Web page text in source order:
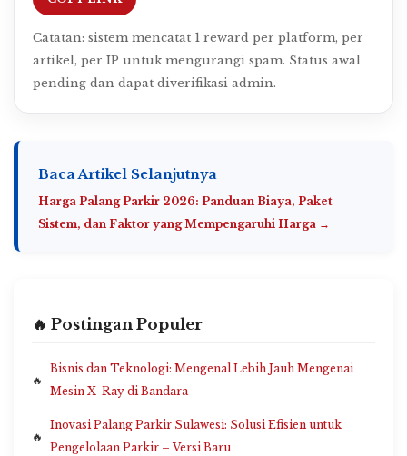
Catatan: sistem mencatat 1 reward per platform, per
artikel, per IP untuk mengurangi spam. Status awal
pending dan dapat diverifikasi admin.
Baca Artikel Selanjutnya
Harga Palang Parkir 2026: Panduan Biaya, Paket
Sistem, dan Faktor yang Mempengaruhi Harga →
🔥 Postingan Populer
Bisnis dan Teknologi: Mengenal Lebih Jauh Mengenai
Mesin X-Ray di Bandara
Inovasi Palang Parkir Sulawesi: Solusi Efisien untuk
Pengelolaan Parkir – Versi Baru